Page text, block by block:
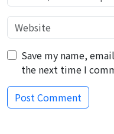
Save my name,
the next time I